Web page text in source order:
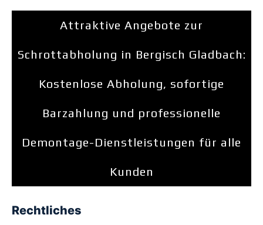
Attraktive Angebote zur
Schrottabholung in Bergisch Gladbach:
Kostenlose Abholung, sofortige
Barzahlung und professionelle
Demontage-Dienstleistungen für alle
Kunden
Rechtliches